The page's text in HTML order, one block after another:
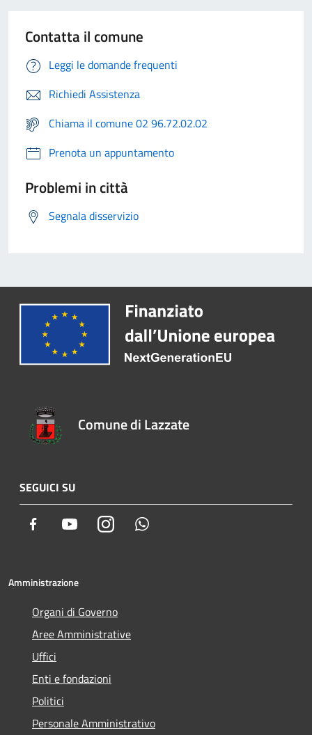
Contatta il comune
Leggi le domande frequenti
Richiedi Assistenza
Chiama il comune 02 96.72.02.02
Prenota un appuntamento
Problemi in città
Segnala disservizio
Comune di Lazzate
SEGUICI SU
Facebook YoutubeInstagram
Amministrazione
Organi di Governo
Aree Amministrative
Uffici
Enti e fondazioni
Politici
Personale Amministrativo